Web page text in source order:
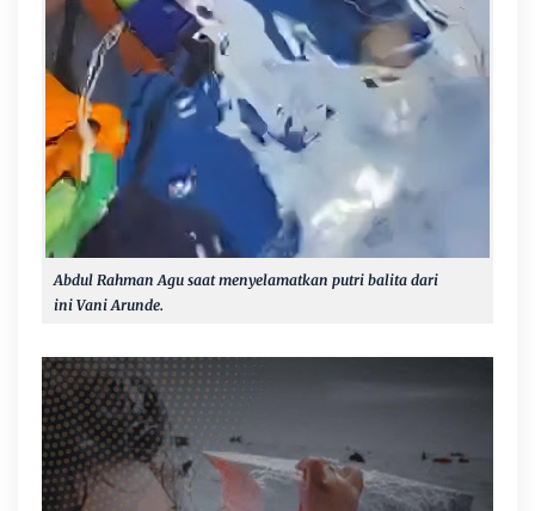
Abdul Rahman Agu saat menyelamatkan putri balita dari
ini Vani Arunde.